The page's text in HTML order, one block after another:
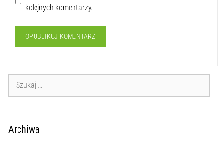
kolejnych komentarzy.
Archiwa